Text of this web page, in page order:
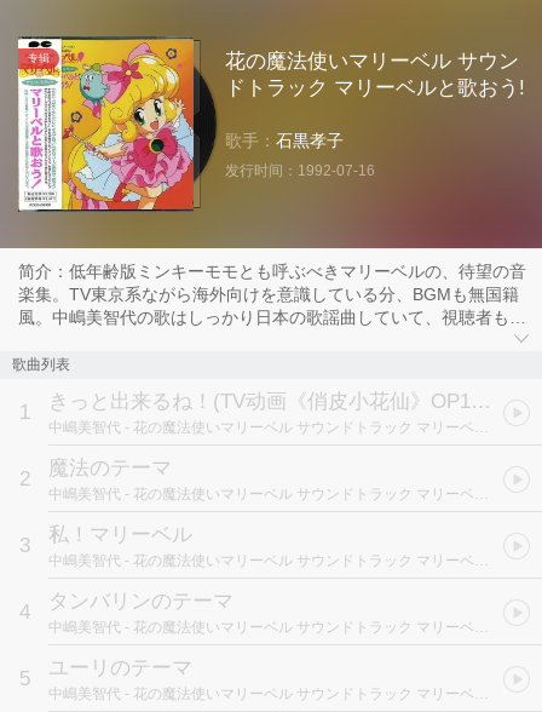
专辑
花の魔法使いマリーベル サウン
ドトラック マリーベルと歌おう!
歌手： 石黒孝子
发行时间： 1992-07-16
简介：低年齢版ミンキーモモとも呼ぶべきマリーベルの、待望の音
楽集。TV東京系ながら海外向けを意識している分、BGMも無国籍
風。中嶋美智代の歌はしっかり日本の歌謡曲していて、視聴者もい
歌曲列表
1 きっと出来るね！ (TV动画《俏皮小花仙》OP1 / TVアニメ「花の魔法使いマリーベル」OP1テーマ)
中嶋美智代 - 花の魔法使いマリーベル サウンドトラック マリーベルと歌おう!
2 魔法のテーマ
中嶋美智代 - 花の魔法使いマリーベル サウンドトラック マリーベルと歌おう!
3 私！マリーベル
中嶋美智代 - 花の魔法使いマリーベル サウンドトラック マリーベルと歌おう!
4 タンバリンのテーマ
中嶋美智代 - 花の魔法使いマリーベル サウンドトラック マリーベルと歌おう!
5 ユーリのテーマ
中嶋美智代 - 花の魔法使いマリーベル サウンドトラック マリーベルと歌おう!